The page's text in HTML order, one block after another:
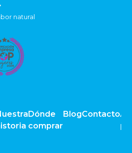
natural
Dónde
comprar
BlogContacto